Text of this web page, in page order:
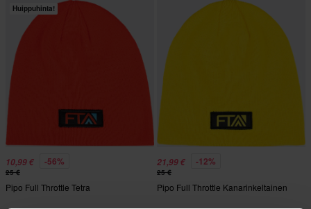
Huippuhinta!
10,99 € -56%
25 €
Pipo Full Throttle Tetra
21,99 € -12%
25 €
Pipo Full Throttle Kanarinkeltainen